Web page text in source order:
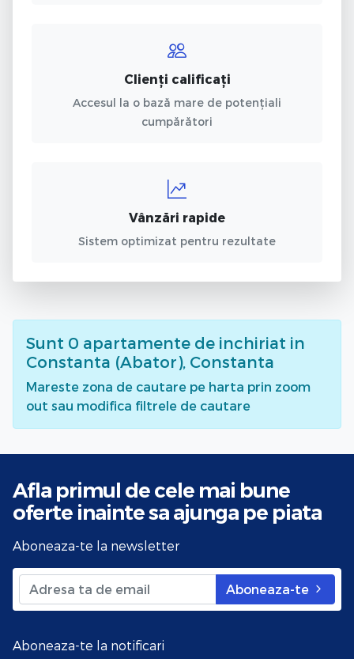
Clienți calificați
Accesul la o bază mare de potențiali
cumpărători
Vânzări rapide
Sistem optimizat pentru rezultate
Sunt 0 apartamente de inchiriat in
Constanta (Abator), Constanta
Mareste zona de cautare pe harta prin zoom
out sau modifica filtrele de cautare
Afla primul de cele mai bune
oferte inainte sa ajunga pe piata
Aboneaza-te la newsletter
Aboneaza-te
Aboneaza-te la notificari